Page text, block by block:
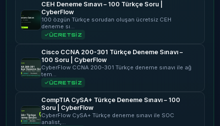
CEH Deneme Sınavı – 100 Türkçe Soru |
CyberFlow
100 özgün Türkçe sorudan oluşan ücretsiz CEH
deneme sı…
ÜCRETSİZ
Cisco CCNA 200-301 Türkçe Deneme Sınavı –
100 Soru | CyberFlow
CyberFlow CCNA 200-301 Türkçe deneme sınavı ile ağ
tem…
ÜCRETSİZ
CompTIA CySA+ Türkçe Deneme Sınavı – 100
Soru | CyberFlow
CyberFlow CySA+ Türkçe deneme sınavı ile SOC
analist,…